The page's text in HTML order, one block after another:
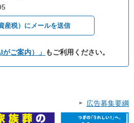
産税）にメールを送信
がご案内）」 もご利用ください。
広告募集要綱